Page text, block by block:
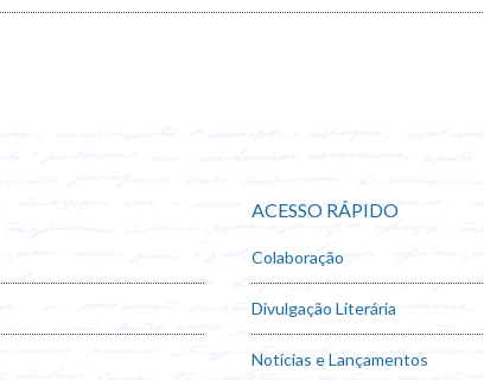
ACESSO RÁPIDO
Colaboração
Divulgação Literária
Notícias e Lançamentos